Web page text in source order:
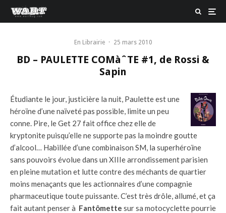
En Librairie · 25 mars 2010
BD – PAULETTE COMàˆTE #1, de Rossi &
Sapin
Étudiante le jour, justicière la nuit, Paulette est une
héroïne d’une naïveté pas possible, limite un peu
conne. Pire, le Get 27 fait office chez elle de
kryptonite puisqu’elle ne supporte pas la moindre goutte
d’alcool… Habillée d’une combinaison SM, la superhéroïne
sans pouvoirs évolue dans un XIIIe arrondissement parisien
en pleine mutation et lutte contre des méchants de quartier
moins menaçants que les actionnaires d’une compagnie
pharmaceutique toute puissante. C’est très drôle, allumé, et ça
fait autant penser à Fantômette sur sa motocyclette pourrie